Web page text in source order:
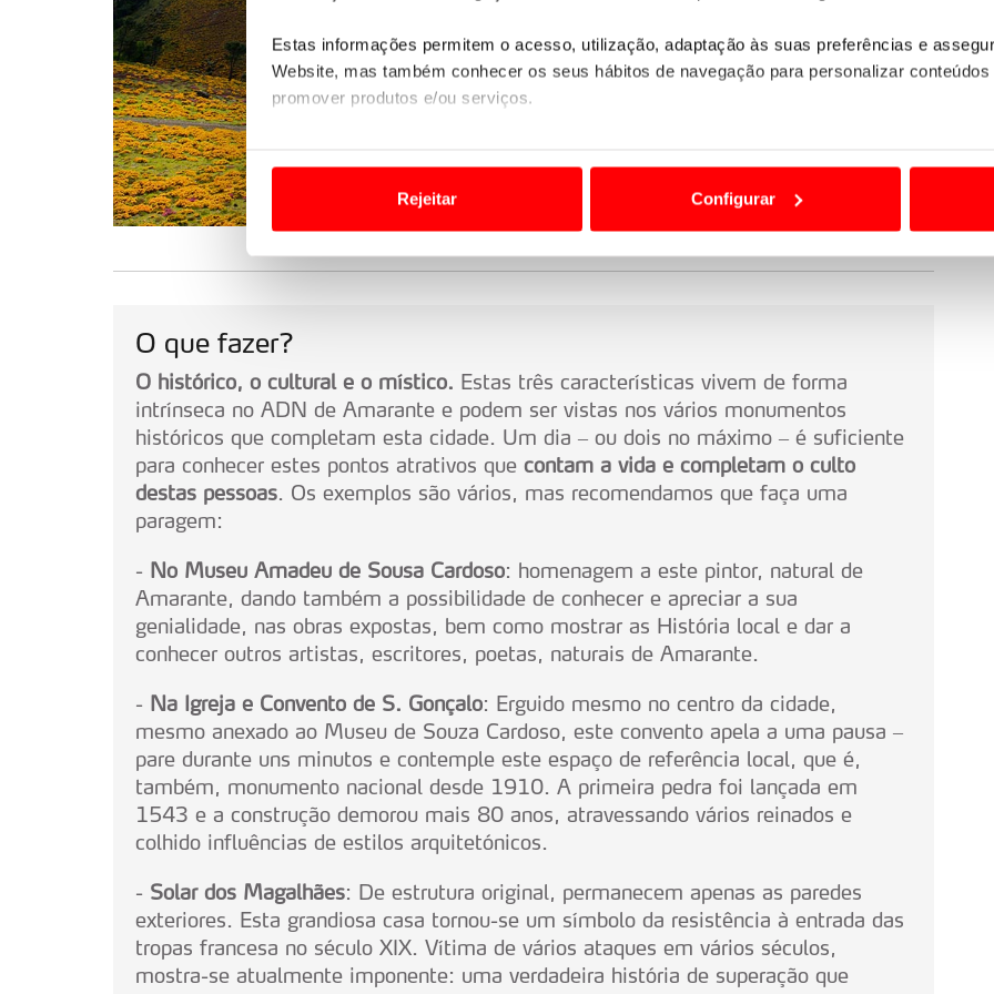
Estas informações permitem o acesso, utilização, adaptação às suas preferências e
Website, mas também conhecer os seus hábitos de navegação para personalizar
promover produtos e/ou serviços.
Usamos cookies para melhorar a sua experiência digital, personalizar conteúdos e
funcionalidades de redes sociais, bem como para analisar dados de navegação no nosso
e organizações na UE e em países terceiros.
O ACP garantirá que as transferências internacionais de dados pessoais serão realizadas
consentimento e quando tal se afigure estritamente necessário no contexto dos serviços a
Realçamos que o bloqueio de certo tipo de Cookies e tecnologias similares pode ter impacto
navegação no Website e nos serviços disponibilizados.
Rejeitar Configurar
O que fazer?
O histórico, o cultural e o místico. Estas três características vivem de forma
intrínseca no ADN de Amarante e podem ser vistas nos vários monumentos
históricos que completam esta cidade. Um dia – ou dois no máximo – é suficiente
para conhecer estes pontos atrativos que contam a vida e completam o culto
destas pessoas. Os exemplos são vários, mas recomendamos que faça uma
paragem:
- No Museu Amadeu de Sousa Cardoso: homenagem a este pintor, natural de
Amarante, dando também a possibilidade de conhecer e apreciar a sua
genialidade, nas obras expostas, bem como mostrar as História local e dar a
conhecer outros artistas, escritores, poetas, naturais de Amarante.
- Na Igreja e Convento de S. Gonçalo: Erguido mesmo no centro da cidade,
mesmo anexado ao Museu de Souza Cardoso, este convento apela a uma pausa –
pare durante uns minutos e contemple este espaço de referência local, que é,
também, monumento nacional desde 1910. A primeira pedra foi lançada em
1543 e a construção demorou mais 80 anos, atravessando vários reinados e
colhido influências de estilos arquitetónicos.
- Solar dos Magalhães: De estrutura original, permanecem apenas as paredes
exteriores. Esta grandiosa casa tornou-se um símbolo da resistência à entrada das
tropas francesa no século XIX. Vítima de vários ataques em vários séculos,
mostra-se atualmente imponente: uma verdadeira história de superação que